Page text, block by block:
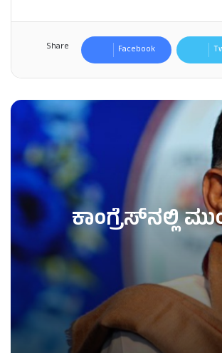
Share Facebook
ಕಾಂಗ್ರೆಸ್​ನಲ್ಲಿ
ಕಾಂಗ್ರೆಸ್​ನಲ್ಲಿ ಮುಂದುವರಿದ ಸಚಿವ